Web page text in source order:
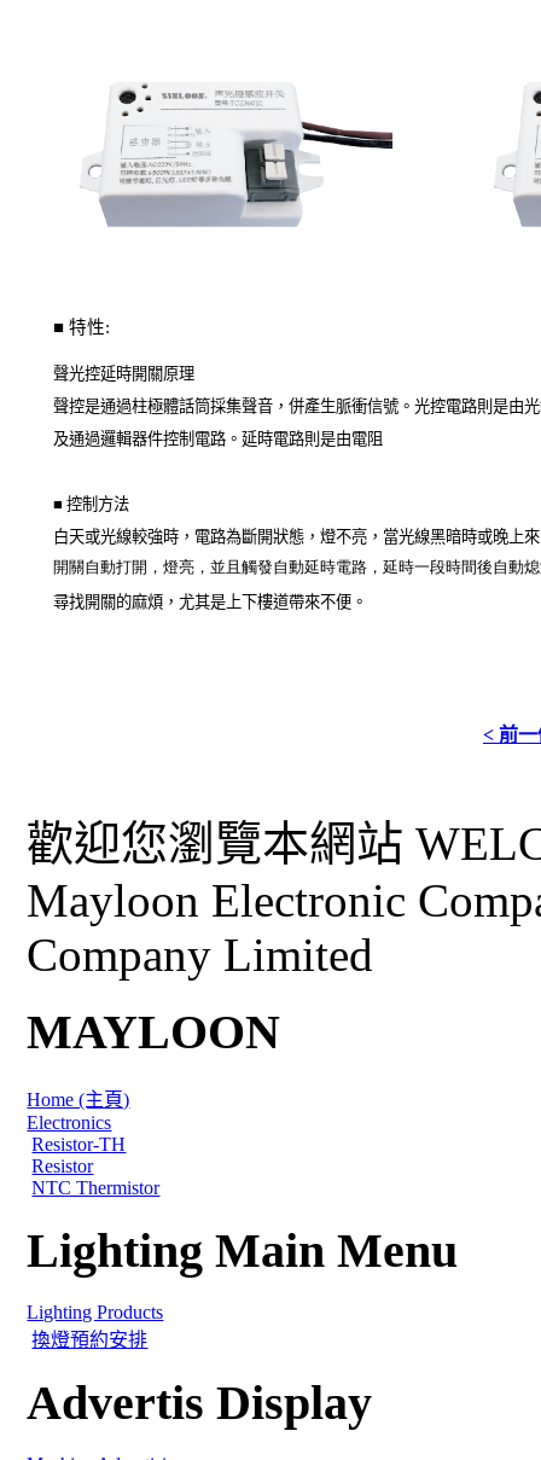
■ 特性:
聲光控延時開關原理
聲控是通過柱極體話筒採集聲音，併產生脈衝信號。光控電路則是由
及通過邏輯器件控制電路。延時電路則是由電阻
■ 控制方法
白天或光線較強時，電路為斷開狀態，燈不亮，當光線黑暗時或晚上
開關自動打開，燈亮，並且觸發自動延時電路，延時一段時間後自動
尋找開關的麻煩，尤其是上下樓道帶來不便。
< 前一
歡迎您瀏覽本網站
Mayloon Electronic
Company Limited
MAYLOON
Home (主頁)
Electronics
Resistor-TH
Resistor
NTC Thermistor
Lighting Main Menu
Lighting Products
換燈預約安排
Advertis Display